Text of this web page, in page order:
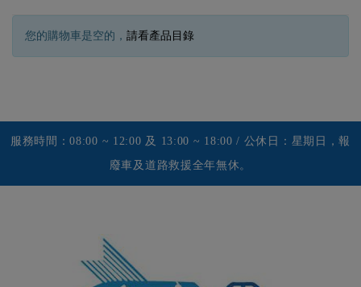
您的購物車是空的， 請看產品目錄
服務時間：08:00 ~ 12:00 及 13:00 ~ 18:00 / 公休日：星期日，報
廢車及道路救援全年無休。